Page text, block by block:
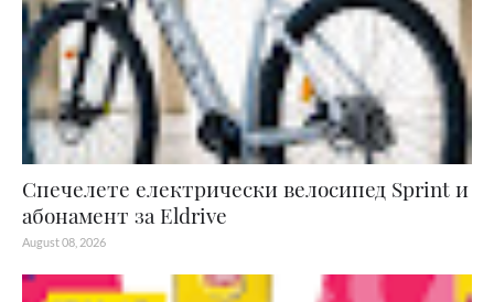
Спечелете електрически велосипед Sprint и
абонамент за Eldrive
August 08, 2026